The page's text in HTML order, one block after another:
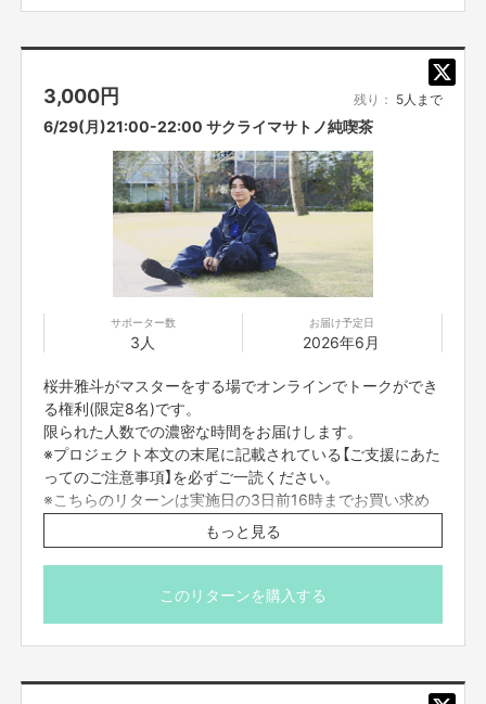
題して、
『よしもとオンライントーク』
オンラインでつながれるツールを活用して、
芸人とファンの方が、オンラインでトークをしながら語り合える仕組みをつ
くり、
ファンの方とのより濃い交流の場をつくっていきたいと考えております。
ファンの皆さんとタレントとの交流がより良いものになるよう、システムを
作り上げていきます！
3,000円 残り： 5人まで
6/29(月)21:00-22:00 サクライマサトノ純喫茶
サポーター数
3人
お届け予定日
2026年6月
桜井雅斗がマスターをする場でオンラインでトークができ
る権利(限定8名)です。
限られた人数での濃密な時間をお届けします。
※プロジェクト本文の末尾に記載されている【ご支援にあた
ってのご注意事項】を必ずご一読ください。
※こちらのリターンは実施日の3日前16時までお買い求め
頂けます。
もっと見る
このリターンを購入する